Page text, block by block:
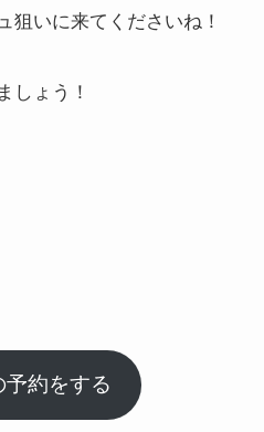
狙いに来てくださいね！
しょう！
予約をする